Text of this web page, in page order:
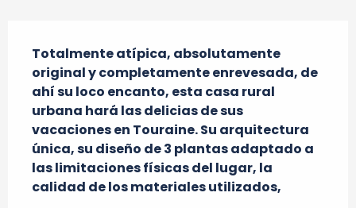
Totalmente atípica, absolutamente
original y completamente enrevesada, de
ahí su loco encanto, esta casa rural
urbana hará las delicias de sus
vacaciones en Touraine. Su arquitectura
única, su diseño de 3 plantas adaptado a
las limitaciones físicas del lugar, la
calidad de los materiales utilizados,